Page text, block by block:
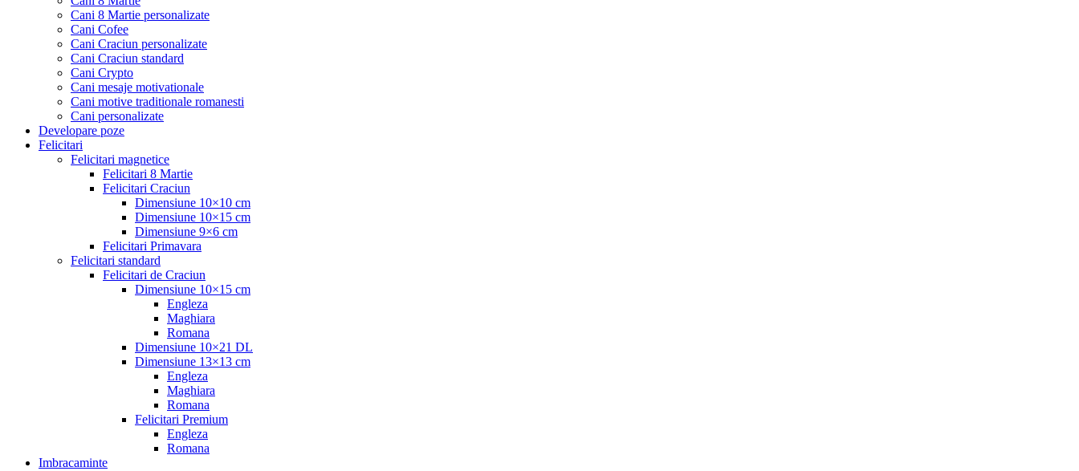
Cani 8 Martie personalizate
Cani Cofee
Cani Craciun personalizate
Cani Craciun standard
Cani Crypto
Cani mesaje motivationale
Cani motive traditionale romanesti
Cani personalizate
Developare poze
Felicitari
Felicitari magnetice
Felicitari 8 Martie
Felicitari Craciun
Dimensiune 10×10 cm
Dimensiune 10×15 cm
Dimensiune 9×6 cm
Felicitari Primavara
Felicitari standard
Felicitari de Craciun
Dimensiune 10×15 cm
Engleza
Maghiara
Romana
Dimensiune 10×21 DL
Dimensiune 13×13 cm
Engleza
Maghiara
Romana
Felicitari Premium
Engleza
Romana
Imbracaminte